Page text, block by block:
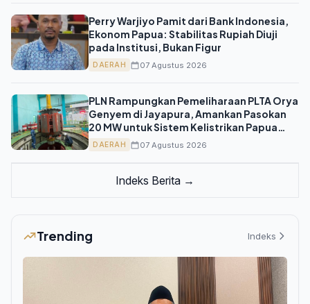
Perry Warjiyo Pamit dari Bank Indonesia,
Ekonom Papua: Stabilitas Rupiah Diuji
pada Institusi, Bukan Figur
DAERAH 07 Agustus 2026
PLN Rampungkan Pemeliharaan PLTA Orya
Genyem di Jayapura, Amankan Pasokan
20 MW untuk Sistem Kelistrikan Papua
Jelang HUT ke-81 RI
DAERAH 07 Agustus 2026
Indeks Berita →
Trending Indeks